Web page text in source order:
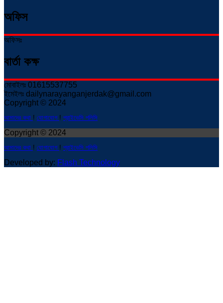
অফিস
অফিসঃ
বার্তা কক্ষ
মোবাইলঃ 01615537755
ইমেইলঃ dailynarayanganjerdak@gmail.com
Copyright © 2024
আমাদের কথা ! যোগাযোগ ! প্রাইভেসি পলিসি
Copyright © 2024
আমাদের কথা ! যোগাযোগ ! প্রাইভেসি পলিসি
Developed by: Flash Technology